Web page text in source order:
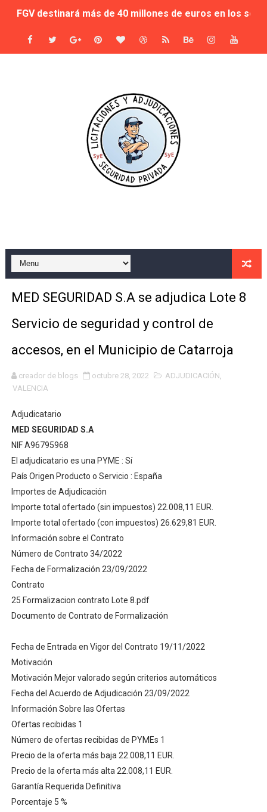
FGV destinará más de 40 millones de euros en los
Sale a licitación la seguridad de las instalaciones del
Evaluación de las ocho empresas que se presentan
SEGUPROT GOBER S.L. será la adjudicataria del
Seis empresas de seguridad pujan por los museos
Sale a concurso la seguridad de los museos del
Murcia Refuerza la Seguridad en Eventos al Aire Libre
TODO LO QUE TIENES QUE SABER SOBRE LA
Prosegur sustituirá a Seguridad Integral Canarias en
Adjudicación del Servicio de Vigilancia Privada para el
Adjudicado el contrato de servicios de vigilancia y
ADJUDICACIÓN- Servicio de Seguridad Privada para
Garda Seguridad, favorita para asumir la seguridad de
Adjudicación de los Servicios de Vigilancia para la
Análisis Técnico de la Adjudicación del Contrato de
Adjudicación del Contrato de Seguridad del SUMMA
"Adjudicación del Contrato de Servicios de Vigilancia
Descubre las claves de la licitacion de Servicio de
MED SEGURIDAD S.A se adjudica Lote 8
Servicio de seguridad y control de
accesos, en el Municipio de Catarroja
creador de blogs octubre 28, 2022 ADJUDICACIÓN,
VALENCIA
Adjudicatario
MED SEGURIDAD S.A
NIF A96795968
El adjudicatario es una PYME : Sí
País Origen Producto o Servicio : España
Importes de Adjudicación
Importe total ofertado (sin impuestos) 22.008,11 EUR.
Importe total ofertado (con impuestos) 26.629,81 EUR.
Información sobre el Contrato
Número de Contrato 34/2022
Fecha de Formalización 23/09/2022
Contrato
25 Formalizacion contrato Lote 8.pdf
Documento de Contrato de Formalización
Fecha de Entrada en Vigor del Contrato 19/11/2022
Motivación
Motivación Mejor valorado según criterios automáticos
Fecha del Acuerdo de Adjudicación 23/09/2022
Información Sobre las Ofertas
Ofertas recibidas 1
Número de ofertas recibidas de PYMEs 1
Precio de la oferta más baja 22.008,11 EUR.
Precio de la oferta más alta 22.008,11 EUR.
Garantía Requerida Definitiva
Porcentaje 5 %